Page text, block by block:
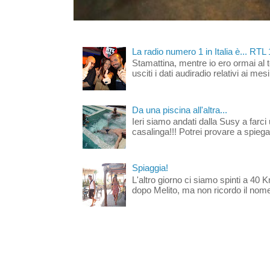
La radio numero 1 in Italia è... RTL
Stamattina, mentre io ero ormai al
usciti i dati audiradio relativi ai
Da una piscina all'altra...
Ieri siamo andati dalla Susy a
casalinga!!! Potrei provare a
Spiaggia!
L'altro giorno ci siamo spinti a 40
dopo Melito, ma non ricordo il